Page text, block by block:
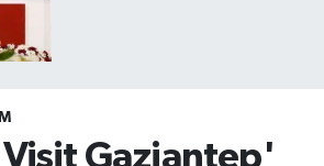
Gaziantep'
Durumu ve Fikstür